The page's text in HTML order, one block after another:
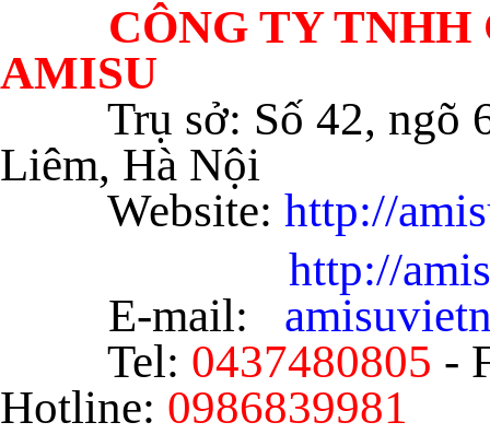
CÔNG TY TNHH
AMISU
Trụ sở: Số 42, ngõ
Liêm, Hà Nội
Website: http://
http://
E-mail:
Tel: 0437480805 -
Hotline: 0986839981